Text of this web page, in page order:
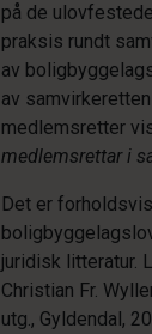
på de
praksis rundt
av
av
medlemsretter
medlemsrettar i
Det er
juridisk litteratur.
Christian Fr.
utg., Gyldendal,